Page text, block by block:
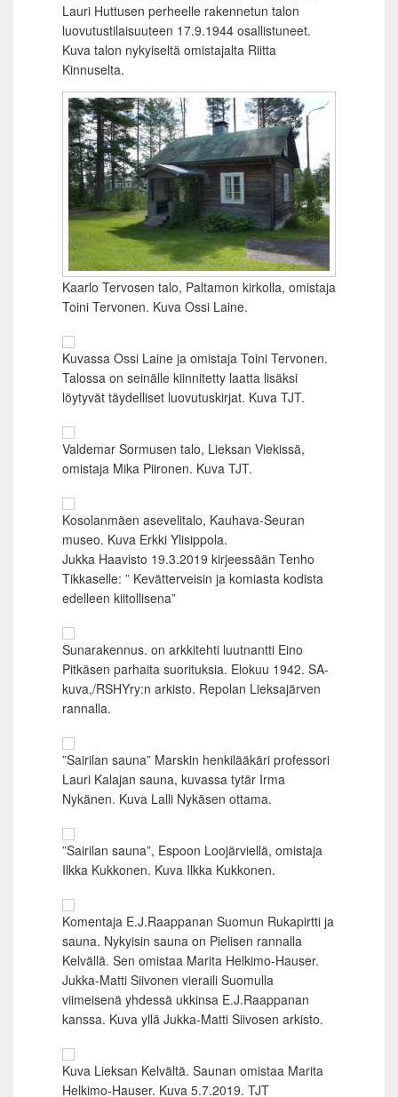
Lauri Huttusen perheelle rakennetun talon
luovutustilaisuuteen 17.9.1944 osallistuneet.
Kuva talon nykyiseltä omistajalta Riitta
Kinnuselta.
Kaarlo Tervosen talo, Paltamon kirkolla, omistaja
Toini Tervonen. Kuva Ossi Laine.
Kuvassa Ossi Laine ja omistaja Toini Tervonen.
Talossa on seinälle kiinnitetty laatta lisäksi
löytyvät täydelliset luovutuskirjat. Kuva TJT.
Valdemar Sormusen talo, Lieksan Viekissä,
omistaja Mika Piironen. Kuva TJT.
Kosolanmäen asevelitalo, Kauhava-Seuran
museo. Kuva Erkki Ylisippola.
Jukka Haavisto 19.3.2019 kirjeessään Tenho
Tikkaselle: ” Kevätterveisin ja komiasta kodista
edelleen kiitollisena”
Sunarakennus. on arkkitehti luutnantti Eino
Pitkäsen parhaita suorituksia. Elokuu 1942. SA-
kuva,/RSHYry:n arkisto. Repolan Lieksajärven
rannalla.
”Sairilan sauna” Marskin henkilääkäri professori
Lauri Kalajan sauna, kuvassa tytär Irma
Nykänen. Kuva Lalli Nykäsen ottama.
”Sairilan sauna”, Espoon Loojärviellä, omistaja
Ilkka Kukkonen. Kuva Ilkka Kukkonen.
Komentaja E.J.Raappanan Suomun Rukapirtti ja
sauna. Nykyisin sauna on Pielisen rannalla
Kelvällä. Sen omistaa Marita Helkimo-Hauser.
Jukka-Matti Siivonen vieraili Suomulla
viimeisenä yhdessä ukkinsa E.J.Raappanan
kanssa. Kuva yllä Jukka-Matti Siivosen arkisto.
Kuva Lieksan Kelvältä. Saunan omistaa Marita
Helkimo-Hauser. Kuva 5.7.2019. TJT